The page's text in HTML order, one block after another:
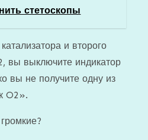
стетоскопы
и второго
вы выключите индикатор
вы не получите одну из
O2».